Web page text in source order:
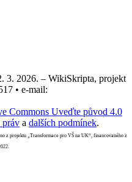
3. 2026. – WikiSkripta, projekt
• e-mail:
Commons Uveďte původ 4.0
práv a dalších podmínek.
z projektu „Transformace pro VŠ na UK“, financovaného z